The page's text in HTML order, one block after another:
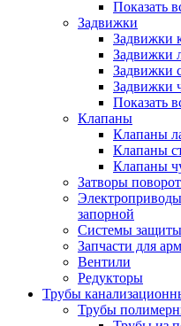
Показать
Задвижки
Задвижки
Задвижки
Задвижки
Задвижки
Показать
Клапаны
Клапаны
Клапаны
Клапаны
Затворы
запорной
Системы защиты
Запчасти для
Вентили
Редукторы
Трубы
Трубы